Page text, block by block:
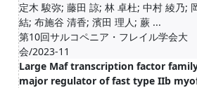
定木 駿弥; 藤田 諒; 林 卓杜; 中村 綾乃;
結; 布施谷 清香; 濱田 理人; 蕨 ...
第10回サルコペニア・フレイル学会大
会/2023-11
Large Maf transcription factor
major regulator of fast type IIb